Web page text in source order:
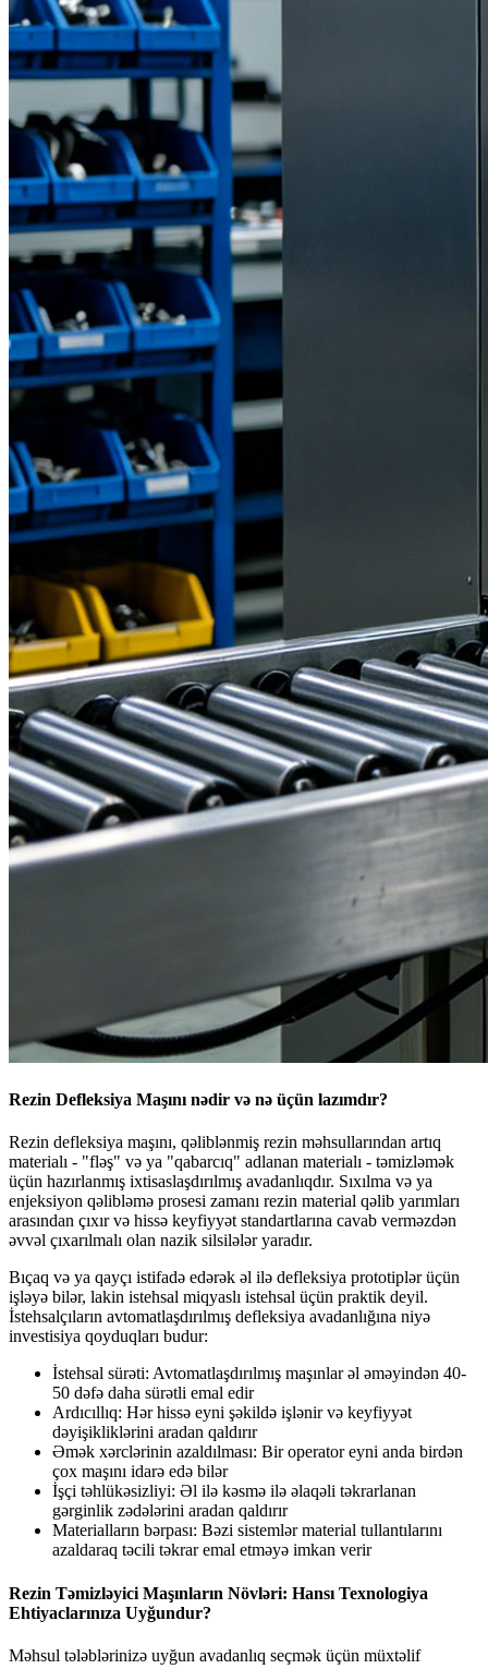
Rezin Defleksiya Maşını nədir və nə üçün lazımdır?
Rezin defleksiya maşını, qəliblənmiş rezin məhsullarından artıq
materialı - "fləş" və ya "qabarcıq" adlanan materialı - təmizləmək
üçün hazırlanmış ixtisaslaşdırılmış avadanlıqdır. Sıxılma və ya
enjeksiyon qəlibləmə prosesi zamanı rezin material qəlib yarımları
arasından çıxır və hissə keyfiyyət standartlarına cavab verməzdən
əvvəl çıxarılmalı olan nazik silsilələr yaradır.
Bıçaq və ya qayçı istifadə edərək əl ilə defleksiya prototiplər üçün
işləyə bilər, lakin istehsal miqyaslı istehsal üçün praktik deyil.
İstehsalçıların avtomatlaşdırılmış defleksiya avadanlığına niyə
investisiya qoyduqları budur:
İstehsal sürəti: Avtomatlaşdırılmış maşınlar əl əməyindən 40-
50 dəfə daha sürətli emal edir
Ardıcıllıq: Hər hissə eyni şəkildə işlənir və keyfiyyət
dəyişikliklərini aradan qaldırır
Əmək xərclərinin azaldılması: Bir operator eyni anda birdən
çox maşını idarə edə bilər
İşçi təhlükəsizliyi: Əl ilə kəsmə ilə əlaqəli təkrarlanan
gərginlik zədələrini aradan qaldırır
Materialların bərpası: Bəzi sistemlər material tullantılarını
azaldaraq təcili təkrar emal etməyə imkan verir
Rezin Təmizləyici Maşınların Növləri: Hansı Texnologiya
Ehtiyaclarınıza Uyğundur?
Məhsul tələblərinizə uyğun avadanlıq seçmək üçün müxtəlif